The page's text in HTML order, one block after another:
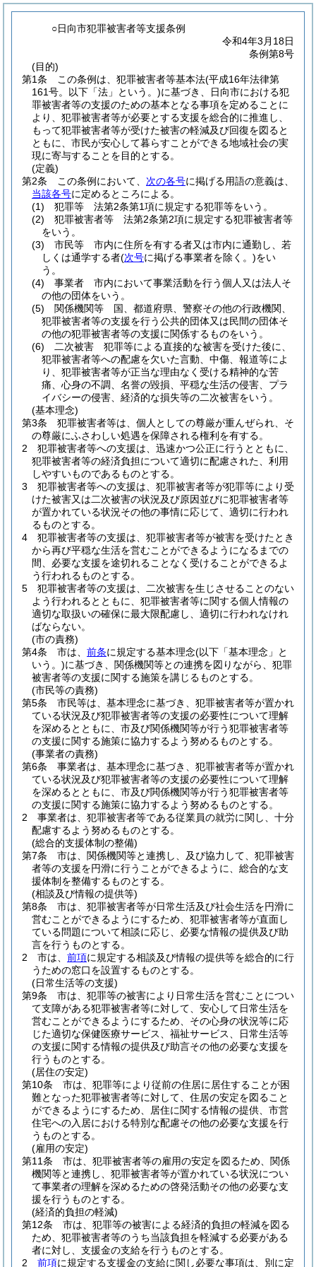
○日向市犯罪被害者等支援条例
令和4年3月18日
条例第8号
(目的)
第1条
この条例は、犯罪被害者等基本法(平成16年法律第
161号。以下「法」という。)に基づき、日向市における犯
罪被害者等の支援のための基本となる事項を定めることに
より、犯罪被害者等が必要とする支援を総合的に推進し、
もって犯罪被害者等が受けた被害の軽減及び回復を図ると
ともに、市民が安心して暮らすことができる地域社会の実
現に寄与することを目的とする。
(定義)
第2条
この条例において、 次の各号に掲げる用語の意義は、
当該各号に定めるところによる。
(1)
犯罪等 法第2条第1項に規定する犯罪等をいう。
(2)
犯罪被害者等 法第2条第2項に規定する犯罪被害者等
をいう。
(3)
市民等 市内に住所を有する者又は市内に通勤し、若
しくは通学する者(次号に掲げる事業者を除く。)をい
う。
(4)
事業者 市内において事業活動を行う個人又は法人そ
の他の団体をいう。
(5)
関係機関等 国、都道府県、警察その他の行政機関、
犯罪被害者等の支援を行う公共的団体又は民間の団体そ
の他の犯罪被害者等の支援に関係するものをいう。
(6)
二次被害 犯罪等による直接的な被害を受けた後に、
犯罪被害者等への配慮を欠いた言動、中傷、報道等によ
り、犯罪被害者等が正当な理由なく受ける精神的な苦
痛、心身の不調、名誉の毀損、平穏な生活の侵害、プラ
イバシーの侵害、経済的な損失等の二次被害をいう。
(基本理念)
第3条
犯罪被害者等は、個人としての尊厳が重んぜられ、そ
の尊厳にふさわしい処遇を保障される権利を有する。
2
犯罪被害者等への支援は、迅速かつ公正に行うとともに、
犯罪被害者等の経済負担について適切に配慮された、利用
しやすいものであるものとする。
3
犯罪被害者等への支援は、犯罪被害者等が犯罪等により受
けた被害又は二次被害の状況及び原因並びに犯罪被害者等
が置かれている状況その他の事情に応じて、適切に行われ
るものとする。
4
犯罪被害者等の支援は、犯罪被害者等が被害を受けたとき
から再び平穏な生活を営むことができるようになるまでの
間、必要な支援を途切れることなく受けることができるよ
う行われるものとする。
5
犯罪被害者等の支援は、二次被害を生じさせることのない
よう行われるとともに、犯罪被害者等に関する個人情報の
適切な取扱いの確保に最大限配慮し、適切に行われなけれ
ばならない。
(市の責務)
第4条
市は、 前条に規定する基本理念(以下「基本理念」と
いう。)に基づき、関係機関等との連携を図りながら、犯罪
被害者等の支援に関する施策を講じるものとする。
(市民等の責務)
第5条
市民等は、基本理念に基づき、犯罪被害者等が置かれ
ている状況及び犯罪被害者等の支援の必要性について理解
を深めるとともに、市及び関係機関等が行う犯罪被害者等
の支援に関する施策に協力するよう努めるものとする。
(事業者の責務)
第6条
事業者は、基本理念に基づき、犯罪被害者等が置かれ
ている状況及び犯罪被害者等の支援の必要性について理解
を深めるとともに、市及び閧係機関等が行う犯罪被害者等
の支援に関する施策に協力するよう努めるものとする。
2
事業者は、犯罪被害者等である従業員の就労に関し、十分
配慮するよう努めるものとする。
(総合的支援体制の整備)
第7条
市は、関係機関等と連携し、及び協力して、犯罪被害
者等の支援を円滑に行うことができるように、総合的な支
援体制を整備するものとする。
(相談及び情報の提供等)
第8条
市は、犯罪被害者等が日常生活及び社会生活を円滑に
営むことができるようにするため、犯罪被害者等が直面し
ている問題について相談に応じ、必要な情報の提供及び助
言を行うものとする。
2
市は、 前項に規定する相談及び情報の提供等を総合的に行
うための窓口を設置するものとする。
(日常生活等の支援)
第9条
市は、犯罪等の被害により日常生活を営むことについ
て支障がある犯罪被害者等に対して、安心して日常生活を
営むことができるようにするため、その心身の状況等に応
じた適切な保健医療サービス、福祉サービス、日常生活等
の支援に関する情報の提供及び助言その他の必要な支援を
行うものとする。
(居住の安定)
第10条
市は、犯罪等により従前の住居に居住することが困
難となった犯罪被害者等に対して、住居の安定を図ること
ができるようにするため、居住に関する情報の提供、市営
住宅への入居における特別な配慮その他の必要な支援を行
うものとする。
(雇用の安定)
第11条
市は、犯罪被害者等の雇用の安定を図るため、関係
機関等と連携し、犯罪被害者等が置かれている状況につい
て事業者の理解を深めるための啓発活動その他の必要な支
援を行うものとする。
(経済的負担の軽減)
第12条
市は、犯罪等の被害による経済的負担の軽減を図る
ため、犯罪被害者等のうち当該負担を軽減する必要がある
者に対し、支援金の支給を行うものとする。
2
前項に規定する支援金の支給に関し必要な事項は、別に定